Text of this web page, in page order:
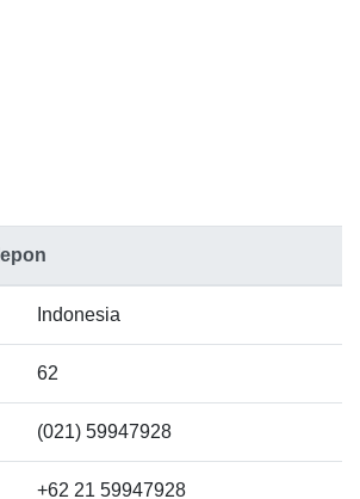
Indonesia
62
(021) 59947928
+62 21 59947928